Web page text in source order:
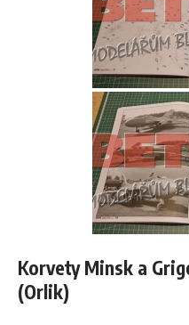
Korvety Minsk a
(Orlik)